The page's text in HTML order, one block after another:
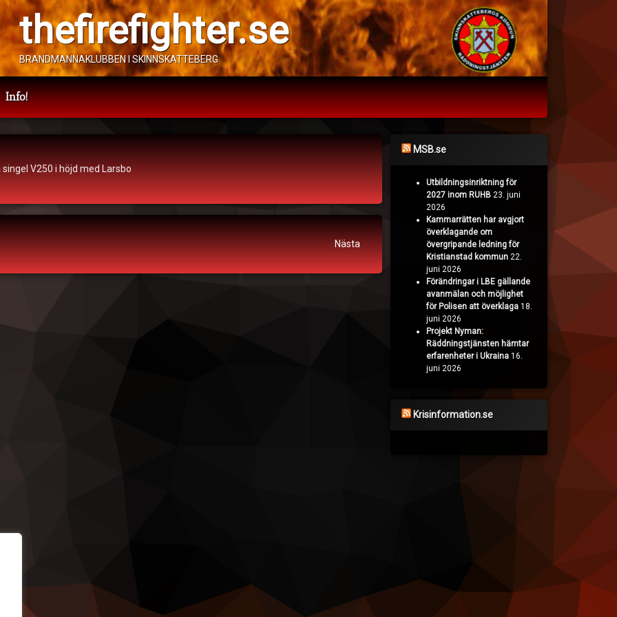
thefirefighter.se
BRANDMANNAKLUBBEN I SKINNSKATTEBERG
Info!
2023
Kategorier:
Trafilolycka
V250 i höjd med Larsbo
Nästa
MSB.se
Utbildningsinriktning för
2027 inom RUHB 23. juni
2026
Kammarrätten har avgjort
överklagande om
övergripande ledning för
Kristianstad kommun 22.
juni 2026
Förändringar i LBE gällande
avanmälan och möjlighet
för Polisen att överklaga 18.
juni 2026
Projekt Nyman:
Räddningstjänsten hämtar
erfarenheter i Ukraina 16.
juni 2026
Krisinformation.se